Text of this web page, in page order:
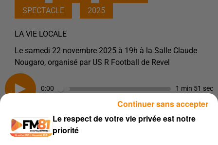
SPECTACLE
2025
LA VIE LOCALE
Le samedi 22 novembre 2025 à 19h à la Salle Claude
Nougaro, organisé par US R Football de Revel
0:00 1 min 51 sec
17 novembre 2025 - 1 min 51 sec
Le respect de votre vie privée est notre
priorité
Continuer sans accepter